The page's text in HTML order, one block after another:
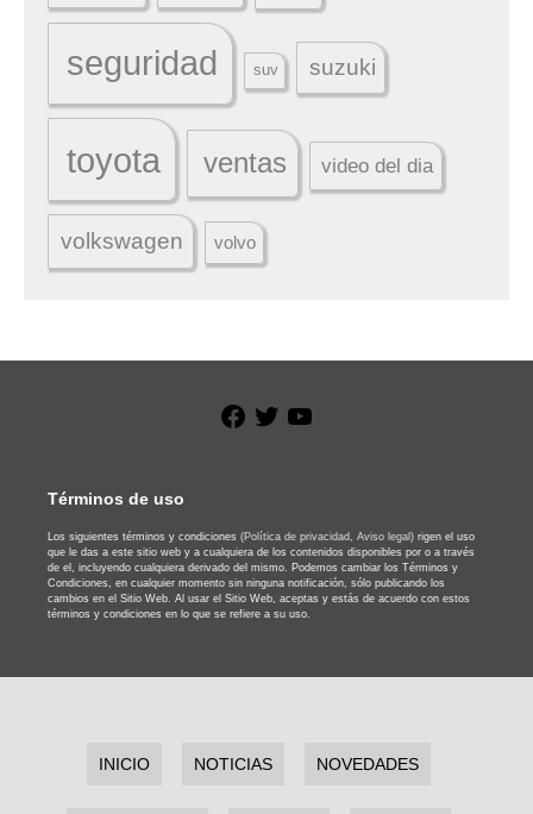
seguridad suv suzuki
toyota ventas video del dia
volkswagen volvo
Facebook
Twitter
Términos de uso
Los siguientes términos y condiciones (Política de privacidad, Aviso legal) rigen el uso
que le das a este sitio web y a cualquiera de los contenidos disponibles por o a través
de el, incluyendo cualquiera derivado del mismo. Podemos cambiar los Términos y
Condiciones, en cualquier momento sin ninguna notificación, sólo publicando los
cambios en el Sitio Web. Al usar el Sitio Web, aceptas y estás de acuerdo con estos
términos y condiciones en lo que se refiere a su uso.
INICIO NOTICIAS NOVEDADES